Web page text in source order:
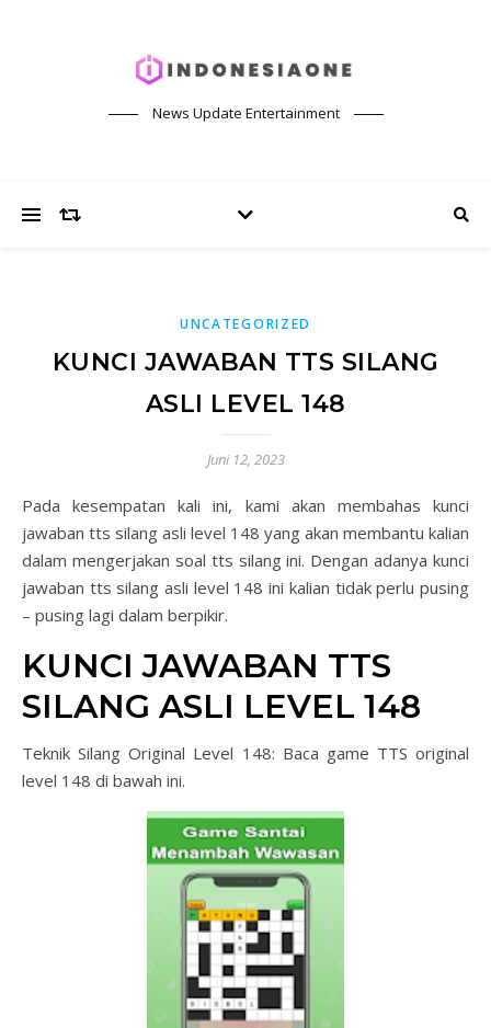
News Update Entertainment
UNCATEGORIZED
KUNCI JAWABAN TTS SILANG
ASLI LEVEL 148
Juni 12, 2023
Pada kesempatan kali ini, kami akan membahas kunci
jawaban tts silang asli level 148 yang akan membantu kalian
dalam mengerjakan soal tts silang ini. Dengan adanya kunci
jawaban tts silang asli level 148 ini kalian tidak perlu pusing
– pusing lagi dalam berpikir.
KUNCI JAWABAN TTS
SILANG ASLI LEVEL 148
Teknik Silang Original Level 148: Baca game TTS original
level 148 di bawah ini.